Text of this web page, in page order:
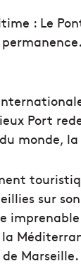
: Le
Port
monde,
sur
Marseille.